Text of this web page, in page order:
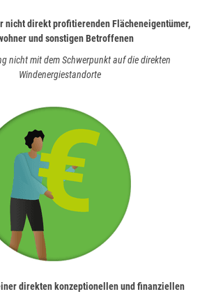
nicht direkt profitierenden Flächeneigentümer,
und sonstigen Betroffenen
nicht mit dem Schwerpunkt auf die direkten
Windenergiestandorte
direkten konzeptionellen und finanziellen